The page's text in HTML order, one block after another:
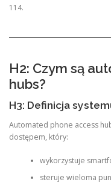
114.
H2: Czym są
hubs?
H3: Definicja
Automated phone access
dostępem, który:
wykorzystuje
steruje wieloma